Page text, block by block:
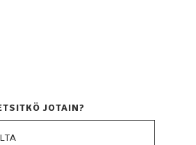
JOTAIN?